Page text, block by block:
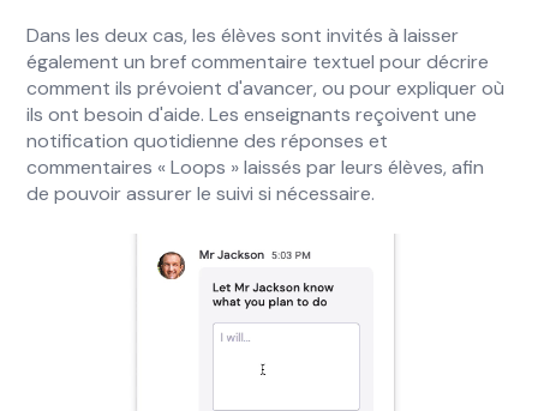
Dans les deux cas, les élèves sont invités à laisser
également un bref commentaire textuel pour décrire
comment ils prévoient d'avancer, ou pour expliquer où
ils ont besoin d'aide. Les enseignants reçoivent une
notification quotidienne des réponses et
commentaires « Loops » laissés par leurs élèves, afin
de pouvoir assurer le suivi si nécessaire.